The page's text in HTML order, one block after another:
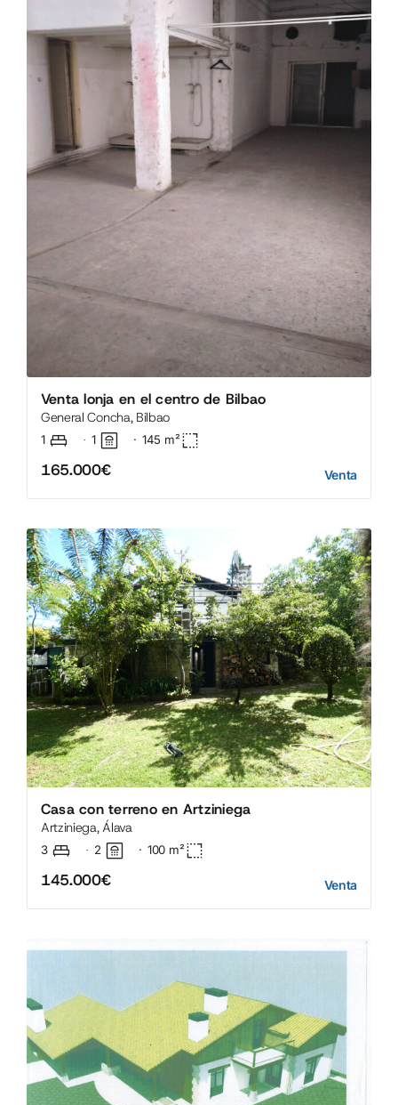
Venta lonja en el centro de Bilbao
General Concha, Bilbao
1 · 1 · 145 m²
165.000€ Venta
Casa con terreno en Artziniega
Artziniega, Álava
3 · 2 · 100 m²
145.000€ Venta